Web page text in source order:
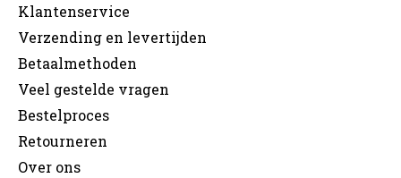
Klantenservice
Verzending en levertijden
Betaalmethoden
Veel gestelde vragen
Bestelproces
Retourneren
Over ons